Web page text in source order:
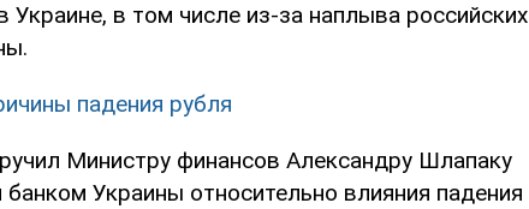
Украине, в том числе из-за наплыва российских
падения рубля
Министру финансов Александру Шлапаку
Украины относительно влияния падения